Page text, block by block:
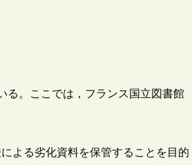
る。ここでは，フランス国立図書館
よる劣化資料を保管することを目的